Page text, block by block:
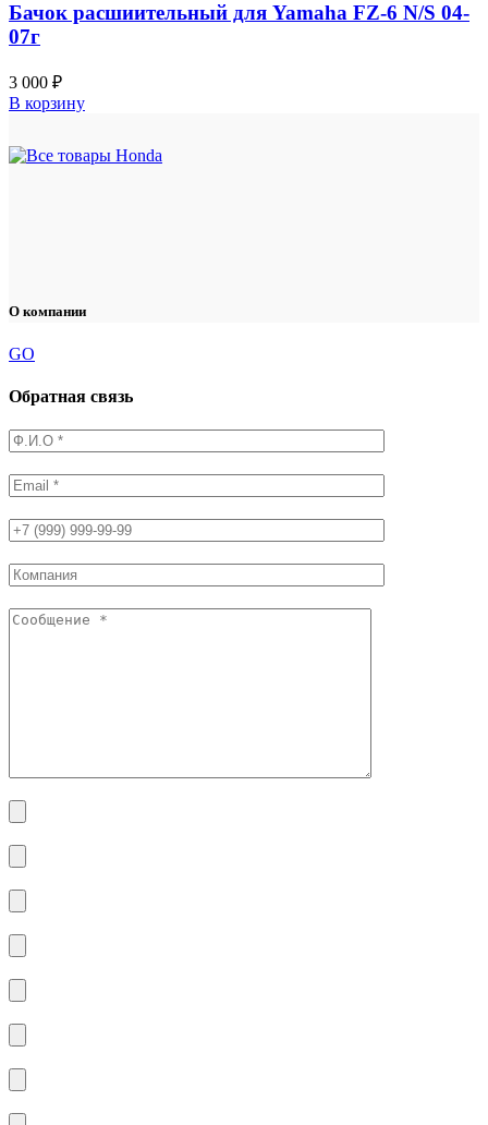
Бачок расшиительный для Yamaha FZ-6 N/S 04-
07г
3 000 ₽
В корзину
О компании
GO
Обратная связь